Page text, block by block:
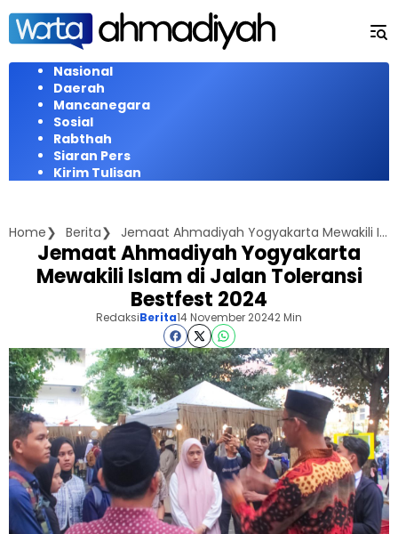
Langsung
konten
Nasional
Daerah
Mancanegara
Sosial
Rabthah
Siaran Pers
Kirim Tulisan
Home Berita Jemaat Ahmadiyah Yogyakarta Mewakili Islam di Jalan Toleransi Bestfest 2024
Jemaat Ahmadiyah Yogyakarta
Mewakili Islam di Jalan Toleransi
Bestfest 2024
RedaksiBerita14 November 20242 Min